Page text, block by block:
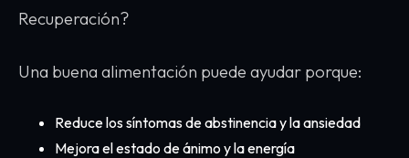
Recuperación?
Una buena alimentación puede ayudar porque:
Reduce los síntomas de abstinencia y la ansiedad
Mejora el estado de ánimo y la energía